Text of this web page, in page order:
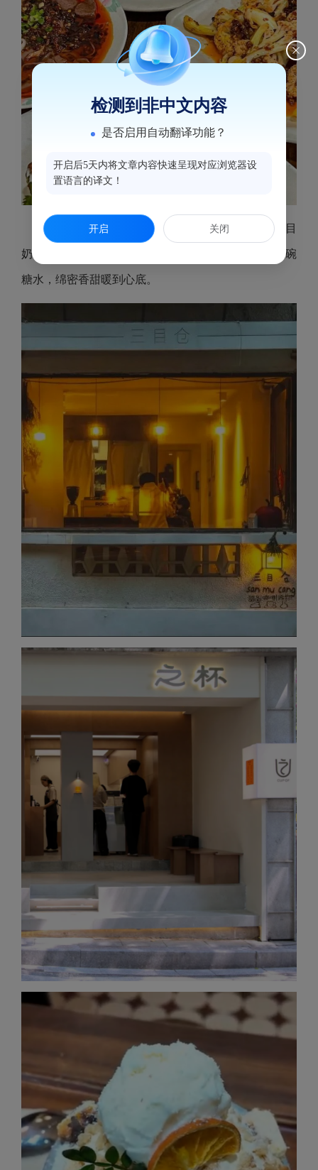
逛累了，去三目仓咖啡店撸乖巧柴犬，喝一杯三目
奶咖。或是到之杯咖啡抿一口特调，再去椿野糖水吃碗
糖水，绵密香甜暖到心底。
检测到非中文内容
是否启用自动翻译功能？
开启后5天内将文章内容快速呈现对应浏览器设
置语言的译文！
开启 关闭